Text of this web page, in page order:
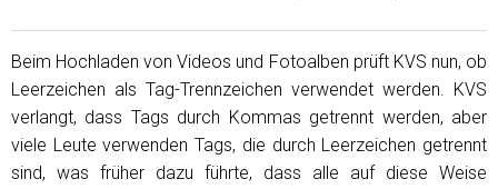
Beim Hochladen von Videos und Fotoalben prüft KVS nun, ob
Leerzeichen als Tag-Trennzeichen verwendet werden. KVS
verlangt, dass Tags durch Kommas getrennt werden, aber
viele Leute verwenden Tags, die durch Leerzeichen getrennt
sind, was früher dazu führte, dass alle auf diese Weise